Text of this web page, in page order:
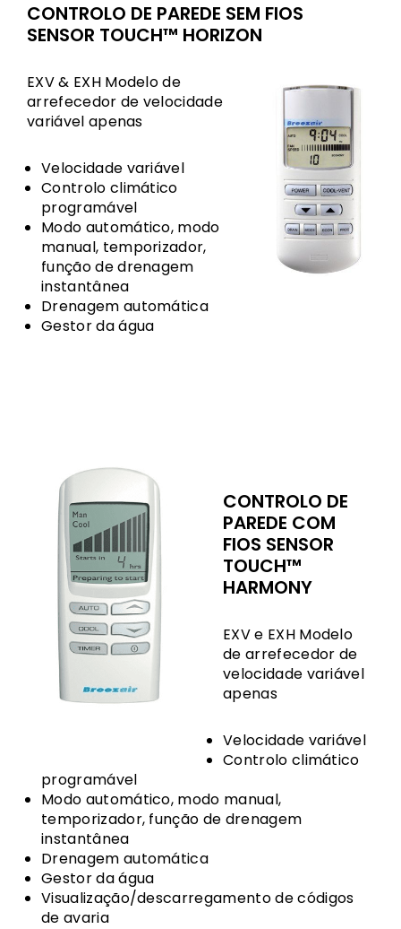
CONTROLO DE PAREDE SEM FIOS
SENSOR TOUCH™ HORIZON
EXV & EXH Modelo de
arrefecedor de velocidade
variável apenas
Velocidade variável
Controlo climático
programável
Modo automático, modo
manual, temporizador,
função de drenagem
instantânea
Drenagem automática
Gestor da água
CONTROLO DE
PAREDE COM
FIOS SENSOR
TOUCH™
HARMONY
EXV e EXH Modelo
de arrefecedor de
velocidade variável
apenas
Velocidade variável
Controlo climático
programável
Modo automático, modo manual,
temporizador, função de drenagem
instantânea
Drenagem automática
Gestor da água
Visualização/descarregamento de códigos
de avaria